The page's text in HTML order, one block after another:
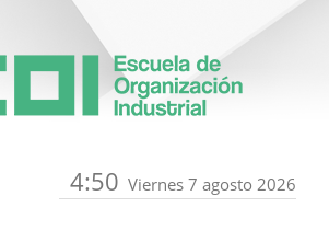
4:50 Viernes 7 agosto 2026